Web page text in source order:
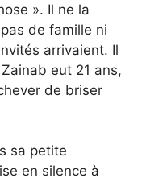
». Il ne la
de famille ni
arrivaient. Il
eut 21 ans,
de briser
sa petite
en silence à